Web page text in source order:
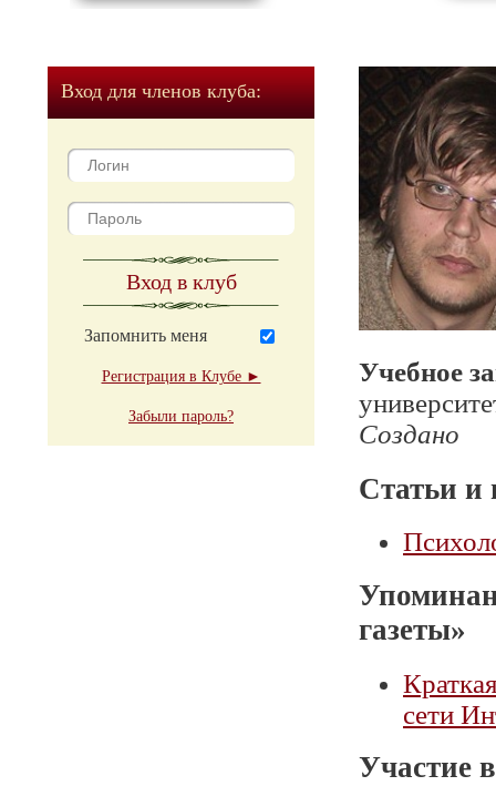
Вход для членов клуба:
Вход в клуб
Запомнить меня
Регистрация в Клубе ►
Забыли пароль?
Учебное
Создано
Статьи и
газеты»
сети
Участие